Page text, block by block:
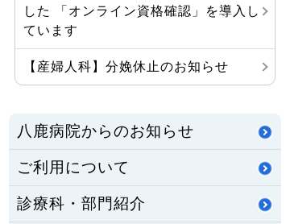
した 「オンライン資格確認」を導入し
ています
【産婦人科】分娩休止のお知らせ
八鹿病院からのお知らせ
ご利用について
診療科・部門紹介